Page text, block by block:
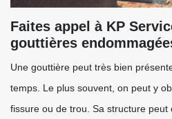
Faites appel à KP
gouttières
Une gouttière peut très bien
temps. Le plus souvent, on peut y
fissure ou de trou. Sa structure peut